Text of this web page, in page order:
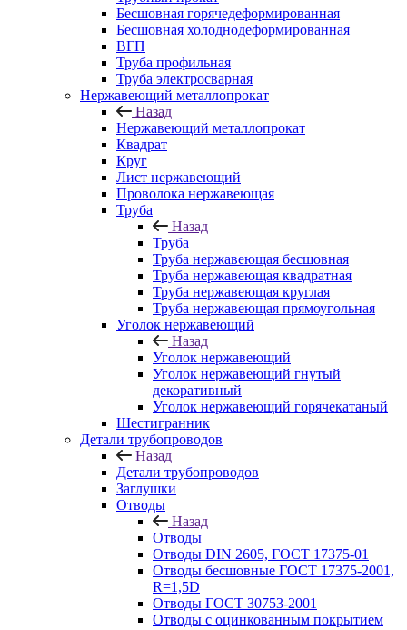
Бесшовная горячедеформированная
Бесшовная холоднодеформированная
ВГП
Труба профильная
Труба электросварная
Нержавеющий металлопрокат
Назад
Нержавеющий металлопрокат
Квадрат
Круг
Лист нержавеющий
Проволока нержавеющая
Труба
Назад
Труба
Труба нержавеющая бесшовная
Труба нержавеющая квадратная
Труба нержавеющая круглая
Труба нержавеющая прямоугольная
Уголок нержавеющий
Назад
Уголок нержавеющий
Уголок нержавеющий гнутый
декоративный
Уголок нержавеющий горячекатаный
Шестигранник
Детали трубопроводов
Назад
Детали трубопроводов
Заглушки
Отводы
Назад
Отводы
Отводы DIN 2605, ГОСТ 17375-01
Отводы бесшовные ГОСТ 17375-2001,
R=1,5D
Отводы ГОСТ 30753-2001
Отводы с оцинкованным покрытием